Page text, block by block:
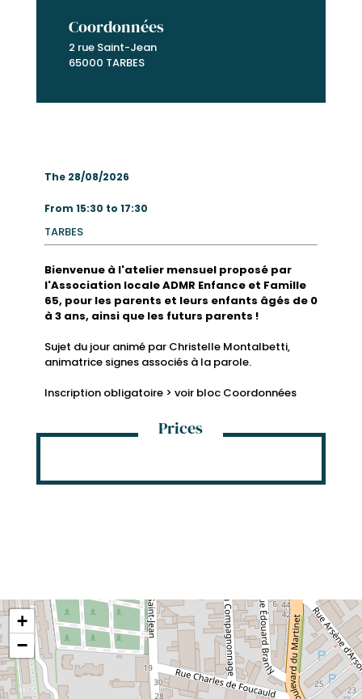
Coordonnées
2 rue Saint-Jean
65000 TARBES
The 28/08/2026
From 15:30 to 17:30
TARBES
Bienvenue à l'atelier mensuel proposé par
l'Association locale ADMR Enfance et Famille
65, pour les parents et leurs enfants âgés de 0
à 3 ans, ainsi que les futurs parents !
Sujet du jour animé par Christelle Montalbetti,
animatrice signes associés à la parole.
Inscription obligatoire > voir bloc Coordonnées
Prices
+
−